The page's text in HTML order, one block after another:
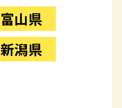
富山県
新潟県